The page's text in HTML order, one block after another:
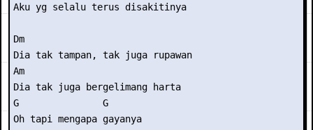
Aku yg selalu terus disakitinya
Dm
Dia tak tampan, tak juga rupawan
Am
Dia tak juga bergelimang harta
G               G
Oh tapi mengapa gayanya